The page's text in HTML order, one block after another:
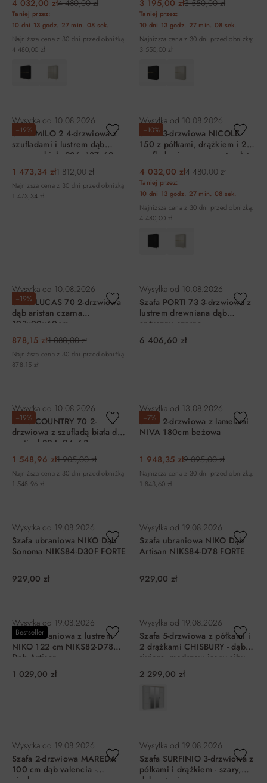
4 032,00 zł4 480,00 zł
Taniej przez:
10 dni 13 godz. 27 min. 08 sek.
Najniższa cena z 30 dni przed obniżką:
4 480,00 zł
3 195,00 zł3 550,00 zł
Taniej przez:
10 dni 13 godz. 27 min. 08 sek.
Najniższa cena z 30 dni przed obniżką:
3 550,00 zł
−19%
Wysyłka od 10.08.2026
Szafa MILO 2 4-drzwiowa z
szufladami i lustrem dąb
sonoma biała 206x187x62cm
1 473,34 zł1 812,00 zł
Najniższa cena z 30 dni przed obniżką:
1 473,34 zł
−10%
Wysyłka od 10.08.2026
Szafa 3-drzwiowa NICOLE
150 z półkami, drążkiem i 2
szufladami - czarny mat - złoty
stelaż
4 032,00 zł4 480,00 zł
Taniej przez:
10 dni 13 godz. 27 min. 08 sek.
Najniższa cena z 30 dni przed obniżką:
4 480,00 zł
−19%
Wysyłka od 10.08.2026
Szafa LUCAS 70 2-drzwiowa
dąb aristan czarna
193x90x60cm
878,15 zł1 080,00 zł
Najniższa cena z 30 dni przed obniżką:
878,15 zł
Wysyłka od 10.08.2026
Szafa PORTI 73 3-drzwiowa z
lustrem drewniana dąb
antyczny czarna
210x165x60cm
6 406,60 zł
−19%
Wysyłka od 10.08.2026
Szafa COUNTRY 70 2-
drzwiowa z szufladą biała dąb
rustical 204x94x63cm
1 548,96 zł1 905,00 zł
Najniższa cena z 30 dni przed obniżką:
1 548,96 zł
−7%
Wysyłka od 13.08.2026
Szafa 2-drzwiowa z lamelami
NIVA 180cm beżowa
1 948,35 zł2 095,00 zł
Najniższa cena z 30 dni przed obniżką:
1 843,60 zł
Wysyłka od 19.08.2026
Szafa ubraniowa NIKO Dąb
Sonoma NIKS84-D30F FORTE
929,00 zł
Wysyłka od 19.08.2026
Szafa ubraniowa NIKO Dąb
Artisan NIKS84-D78 FORTE
929,00 zł
Bestseller
Wysyłka od 19.08.2026
Szafa ubraniowa z lustrem
NIKO 122 cm NIKS82-D78
Dąb Artisan
1 029,00 zł
Wysyłka od 19.08.2026
Szafa 5-drzwiowa z półkami i
2 drążkami CHISBURY - dąb
riviera, modrzew jasny sibu
2 299,00 zł
Wysyłka od 19.08.2026
Szafa 2-drzwiowa MAREDA
100 cm dąb valencia -
piaskowy
Wysyłka od 19.08.2026
Szafa SURFINIO 3-drzwiowa z
półkami i drążkiem - szary,
dąb catania